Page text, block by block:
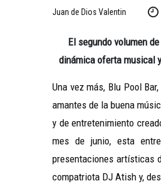
Juan de Dios Valentin
El segundo volumen
dinámica oferta musical
Una vez más, Blu Pool
amantes de la buena
y de entretenimiento
mes de junio, esta
presentaciones artísticas
compatriota DJ Atish y,